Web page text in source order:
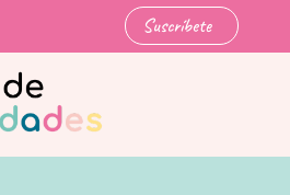
Suscríbete